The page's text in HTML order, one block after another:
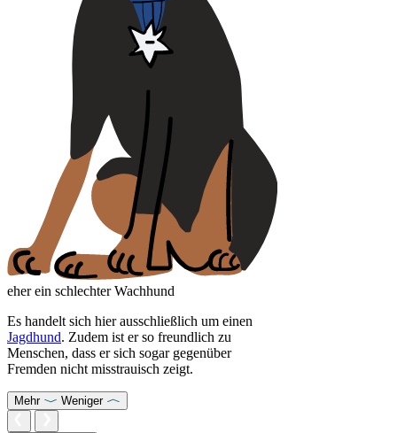
eher ein schlechter Wachhund
Es handelt sich hier ausschließlich um einen
Jagdhund. Zudem ist er so freundlich zu
Menschen, dass er sich sogar gegenüber
Fremden nicht misstrauisch zeigt.
Mehr Weniger